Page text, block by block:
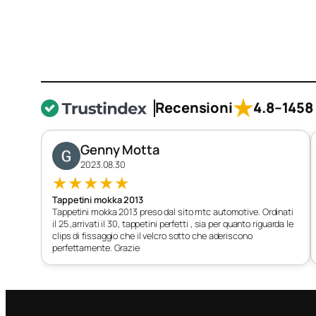
Recensioni★4.8–
Genny Motta
2023.08.30
★★★★★
Tappetini mokka 2013
Tappetini mokka 2013 preso dal sito mtc automotive. Ordinati
il 25 ,arrivati il 30, tappetini perfetti , sia per quanto riguarda le
clips di fissaggio che il velcro sotto che aderiscono
perfettamente. Grazie